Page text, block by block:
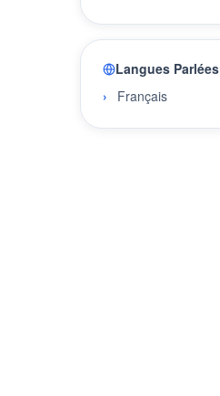
Langues Parlées
Français